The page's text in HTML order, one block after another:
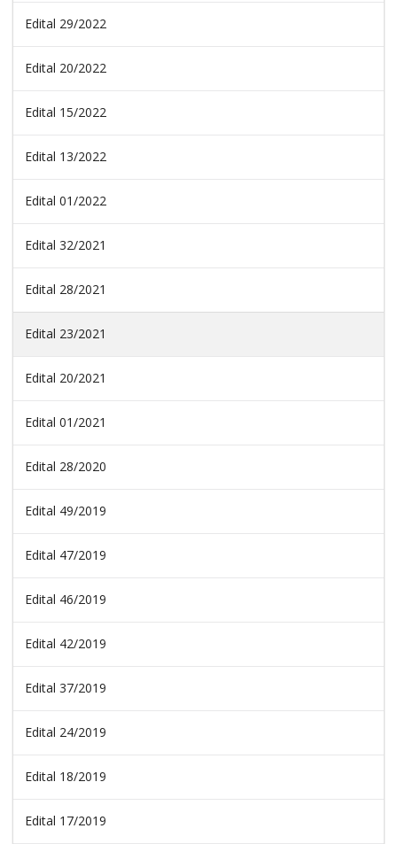
Edital 29/2022
Edital 20/2022
Edital 15/2022
Edital 13/2022
Edital 01/2022
Edital 32/2021
Edital 28/2021
Edital 23/2021
Edital 20/2021
Edital 01/2021
Edital 28/2020
Edital 49/2019
Edital 47/2019
Edital 46/2019
Edital 42/2019
Edital 37/2019
Edital 24/2019
Edital 18/2019
Edital 17/2019